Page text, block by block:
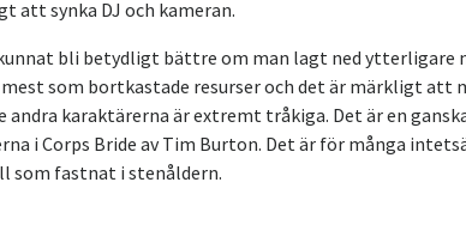
att synka DJ och kameran.
bli betydligt bättre om man lagt ned ytterligare
som bortkastade resurser och det är märkligt att
andra karaktärerna är extremt tråkiga. Det är en
i Corps Bride av Tim Burton. Det är för många
som fastnat i stenåldern.